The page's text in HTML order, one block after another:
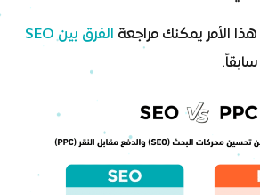
الأمر يمكنك مراجعة
الفرق بين SEO